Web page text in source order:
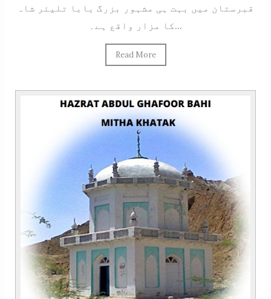
قبرستان میں بہت ہی مشہور بزرگ بابا تلیئر شاہ
کا مزار واقع ہے۔...
Read More